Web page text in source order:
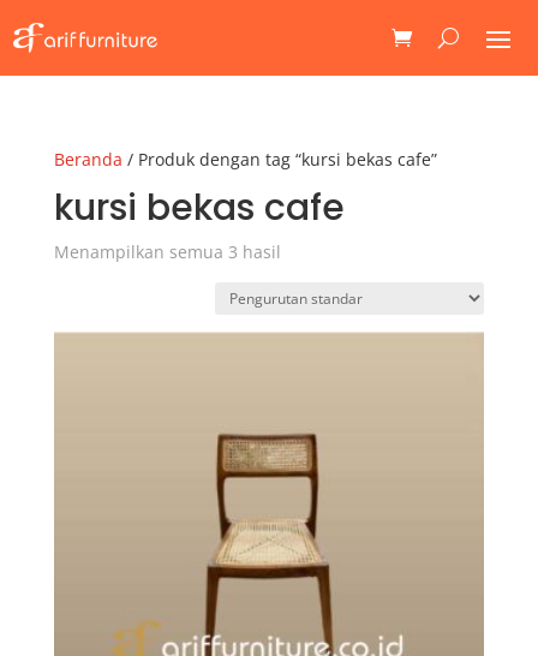
Beranda / Produk dengan tag “kursi bekas cafe”
kursi bekas cafe
Menampilkan semua 3 hasil